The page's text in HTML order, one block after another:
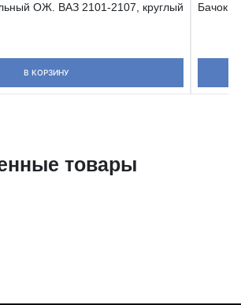
ОЖ. ВАЗ 2101-2107, круглый
В КОРЗИНУ
Бачок
товары